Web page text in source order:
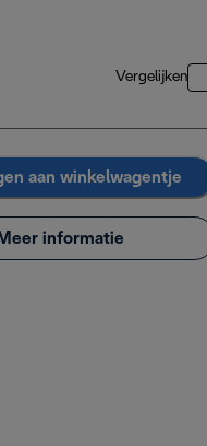
Vergelijken
aan winkelwagentje
Meer informatie